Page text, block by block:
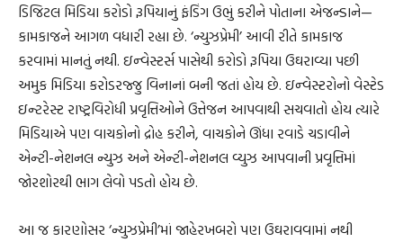
ડિજિટલ મિડિયા કરોડો રૂપિયાનું ફંડિંગ ઉભું કરીને પોતાના એજન્ડાને—
કામકાજને આગળ વધારી રહ્યા છે. ‘ન્યુઝપ્રેમી’ આવી રીતે કામકાજ
કરવામાં માનતું નથી. ઇન્વેસ્ટર્સ પાસેથી કરોડો રૂપિયા ઉઘરાવ્યા પછી
અમુક મિડિયા કરોડરજ્જુ વિનાનાં બની જતાં હોય છે. ઇન્વેસ્ટરોનો વેસ્ટેડ
ઇન્ટરેસ્ટ રાષ્ટ્રવિરોધી પ્રવૃત્તિઓને ઉત્તેજન આપવાથી સચવાતો હોય ત્યારે
મિડિયાએ પણ વાચકોનો દ્રોહ કરીને, વાચકોને ઊંધા રવાડે ચડાવીને
એન્ટી-નેશનલ ન્યુઝ અને એન્ટી-નેશનલ વ્યુઝ આપવાની પ્રવૃત્તિમાં
જોરશોરથી ભાગ લેવો પડતો હોય છે.
આ જ કારણોસર ‘ન્યુઝપ્રેમી’માં જાહેરખબરો પણ ઉઘરાવવામાં નથી